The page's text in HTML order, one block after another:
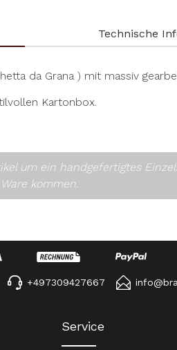
Technische
da Grana ) mit massiv
Kartonbox.
um ein handgefertigtes
kommen.
+497309427667
Service